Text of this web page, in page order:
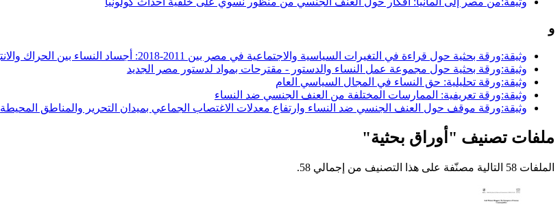
و
وثيقة:ورقة بحثية حول قراءة في التغيرات السياسية والاجتماعية في مصر بين 2011-2018: أجساد النساء بين الحراك والانتهاك
وثيقة:ورقة بحثية حول مجموعة عمل النساء والدستور - مقترحات بمواد لدستور مصر الجديد
وثيقة:ورقة تحليلية: حق النساء في المجال السياسي العام
وثيقة:ورقة تعريفية: الممارسات المختلفة من العنف الجنسي ضد النساء
وثيقة:ورقة موقف حول العنف الجنسي ضد النساء وارتفاع معدلات الاغتصاب الجماعي بميدان التحرير والمناطق المحيطة
ملفات تصنيف "أوراق بحثية"
الملفات 58 التالية مصنّفة على هذا التصنيف من إجمالي 58.